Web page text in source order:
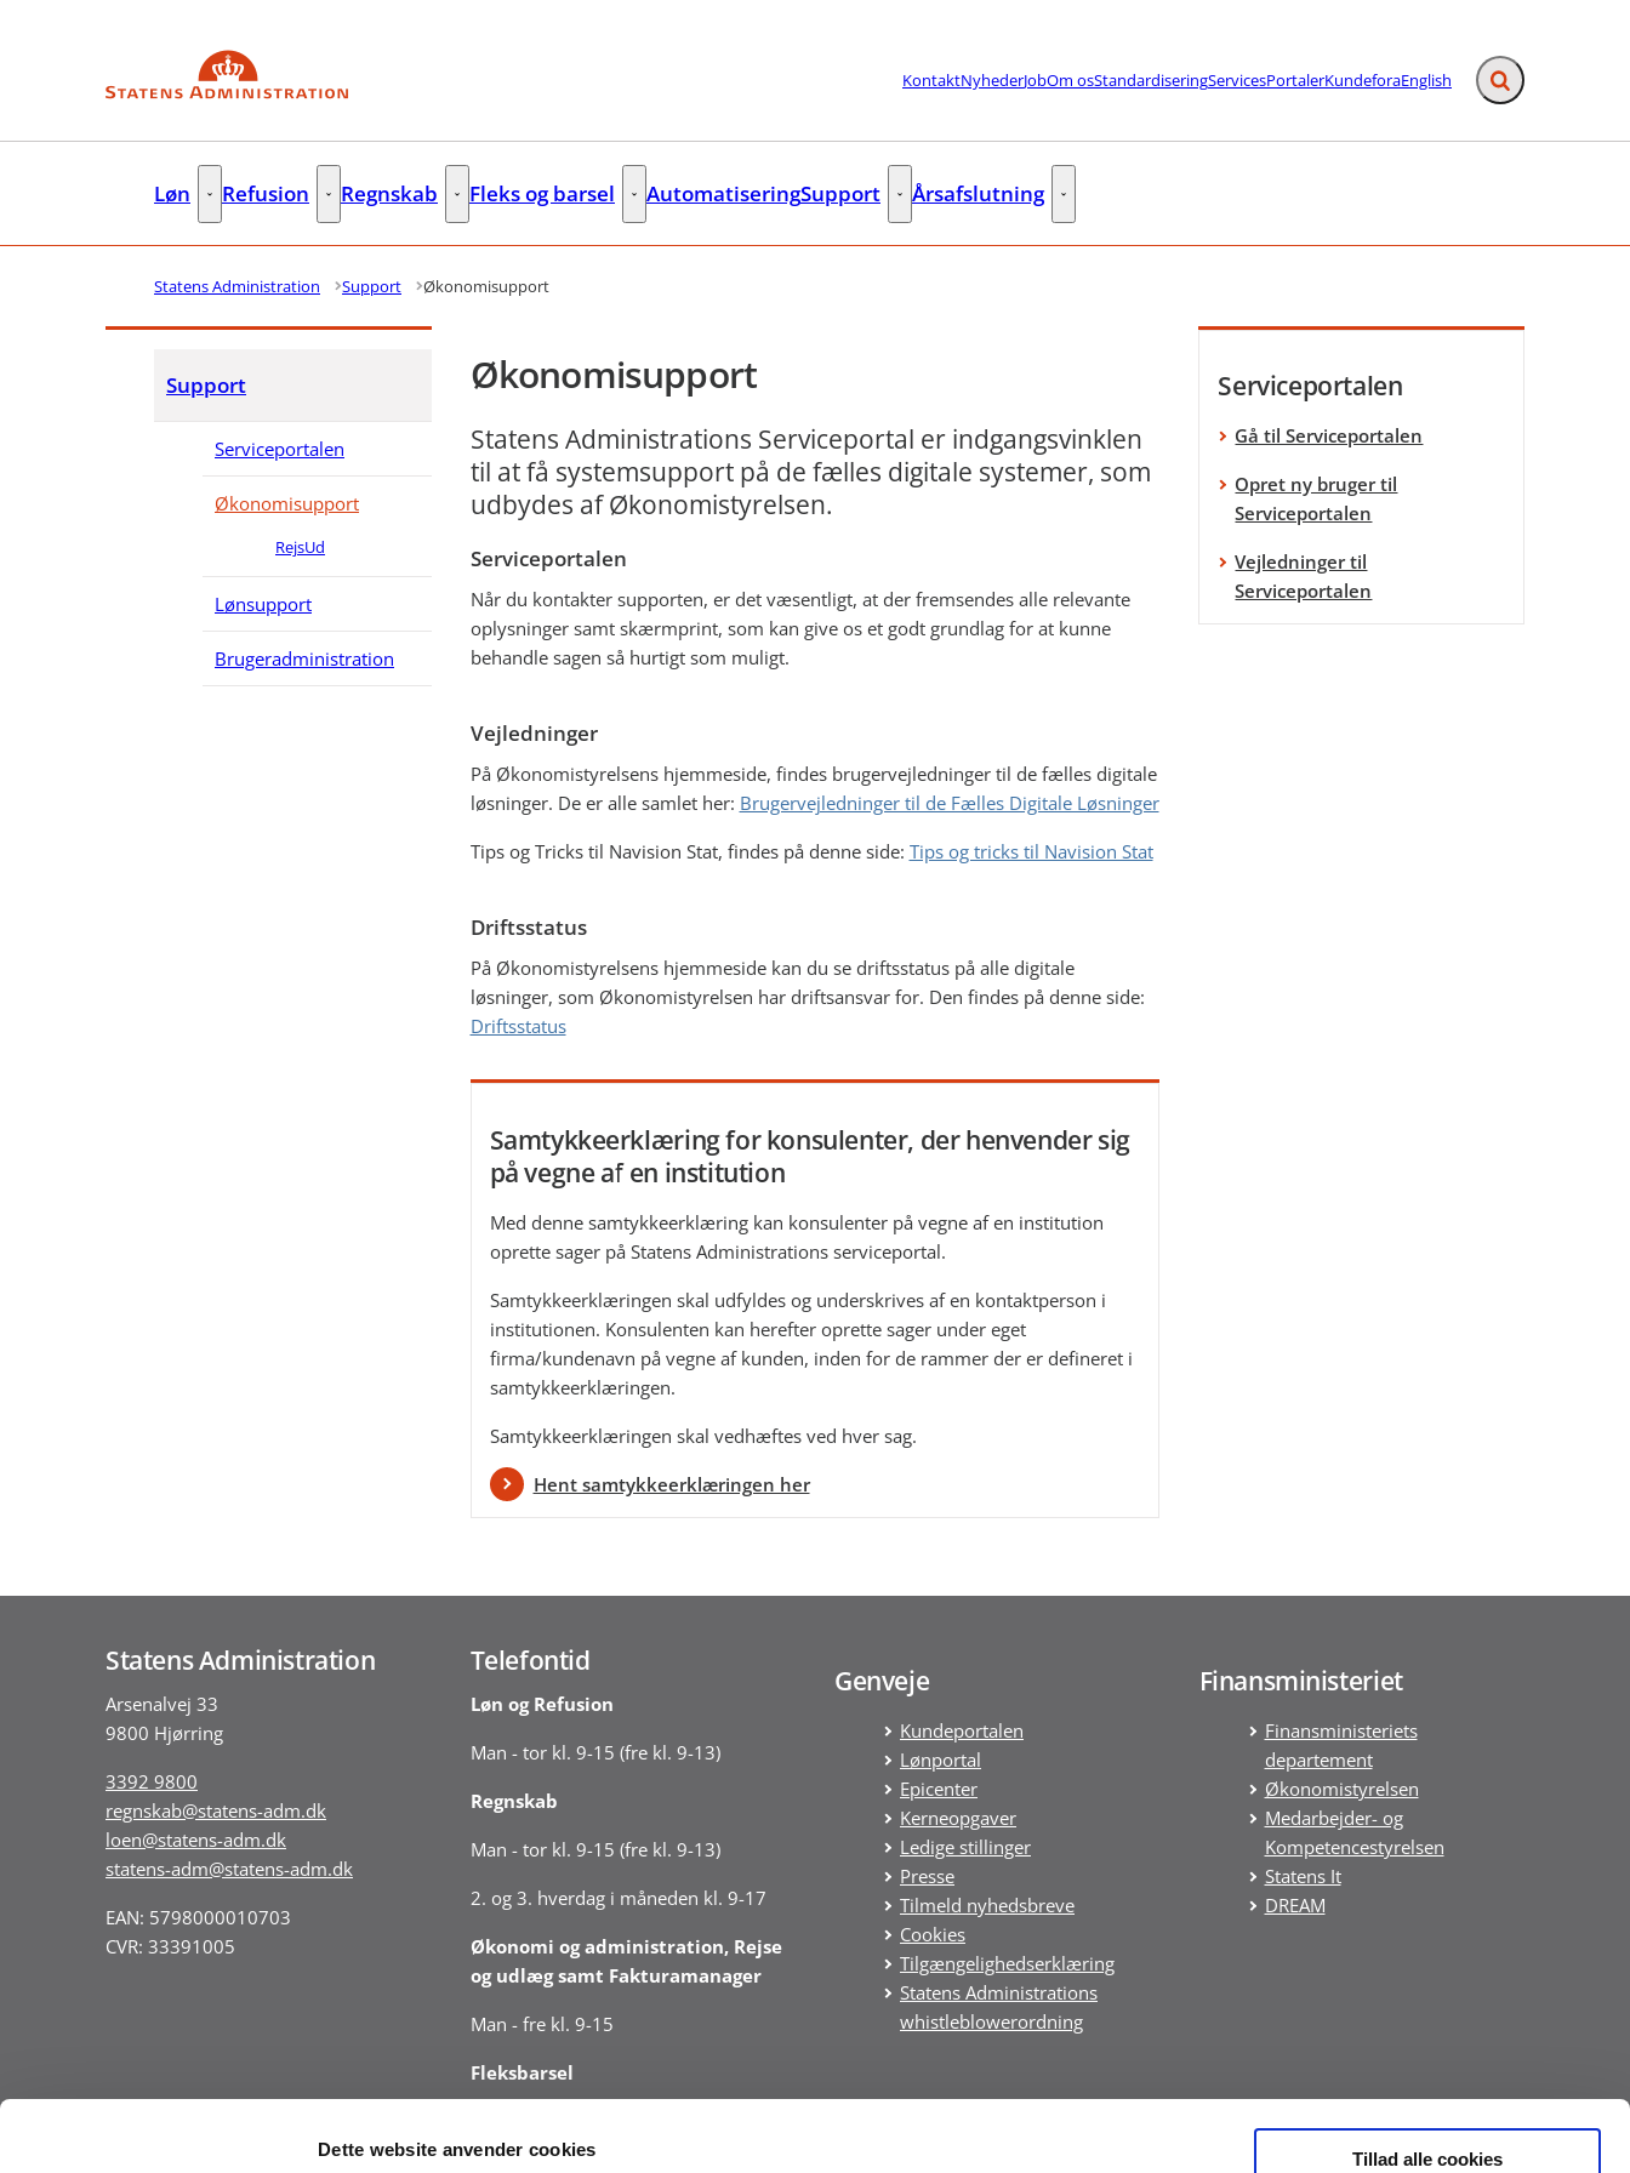
Dette website anvender cookies Tillad alle cookies
KontaktNyhederJobOm osStandardiseringServicesPortalerKundeforaEnglish Fold søgefelt ud
Løn Løn - Flere links
Refusion Refusion - Flere links
Regnskab Regnskab - Flere links
Fleks og barsel Fleks og barsel - Flere links
AutomatiseringSupport Support - Flere links
Årsafslutning Årsafslutning - Flere links
Statens Administration Support Økonomisupport
Support
Serviceportalen
Økonomisupport
RejsUd
Lønsupport
Brugeradministration
Økonomisupport
Statens Administrations Serviceportal er indgangsvinklen
til at få systemsupport på de fælles digitale systemer, som
udbydes af Økonomistyrelsen.
Serviceportalen
Når du kontakter supporten, er det væsentligt, at der fremsendes alle relevante
oplysninger samt skærmprint, som kan give os et godt grundlag for at kunne
behandle sagen så hurtigt som muligt.
Vejledninger
På Økonomistyrelsens hjemmeside, findes brugervejledninger til de fælles digitale
løsninger. De er alle samlet her: Brugervejledninger til de Fælles Digitale Løsninger
Tips og Tricks til Navision Stat, findes på denne side: Tips og tricks til Navision Stat
Driftsstatus
På Økonomistyrelsens hjemmeside kan du se driftsstatus på alle digitale
løsninger, som Økonomistyrelsen har driftsansvar for. Den findes på denne side:
Driftsstatus
Samtykkeerklæring for konsulenter, der henvender sig
på vegne af en institution
Med denne samtykkeerklæring kan konsulenter på vegne af en institution
oprette sager på Statens Administrations serviceportal.
Samtykkeerklæringen skal udfyldes og underskrives af en kontaktperson i
institutionen. Konsulenten kan herefter oprette sager under eget
firma/kundenavn på vegne af kunden, inden for de rammer der er defineret i
samtykkeerklæringen.
Samtykkeerklæringen skal vedhæftes ved hver sag.
Hent samtykkeerklæringen her
Serviceportalen
Gå til Serviceportalen
Opret ny bruger til
Serviceportalen
Vejledninger til
Serviceportalen
Statens Administration
Arsenalvej 33
9800 Hjørring
3392 9800
regnskab@statens-adm.dk
loen@statens-adm.dk
statens-adm@statens-adm.dk
EAN: 5798000010703
CVR: 33391005
Telefontid
Løn og Refusion
Man - tor kl. 9-15 (fre kl. 9-13)
Regnskab
Man - tor kl. 9-15 (fre kl. 9-13)
2. og 3. hverdag i måneden kl. 9-17
Økonomi og administration, Rejse
og udlæg samt Fakturamanager
Man - fre kl. 9-15
Fleksbarsel
Genveje
Kundeportalen
Lønportal
Epicenter
Kerneopgaver
Ledige stillinger
Presse
Tilmeld nyhedsbreve
Cookies
Tilgængelighedserklæring
Statens Administrations
whistleblowerordning
Finansministeriet
Finansministeriets
departement
Økonomistyrelsen
Medarbejder- og
Kompetencestyrelsen
Statens It
DREAM